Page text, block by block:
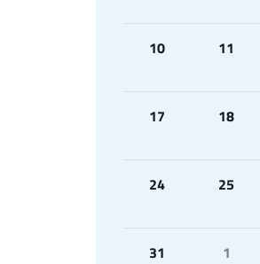
10 11
17 18
24 25
31 1